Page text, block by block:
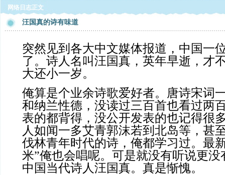
网络日志正文
汪国真的诗有味道
突然见到各大中文媒体报道，中国一
了。诗人名叫汪国真，英年早逝，才
大还小一岁。
俺算是个业余诗歌爱好者。唐诗宋词
和纳兰性德，没读过三百首也看过两
表的都背得，没公开发表的也记得很
人如闻一多艾青郭沫若到北岛等，甚
伐林青年时代的诗，俺都学习过。最
米”俺也会唱呢。可是就没有听说更
中国当代诗人汪国真。真是惭愧。